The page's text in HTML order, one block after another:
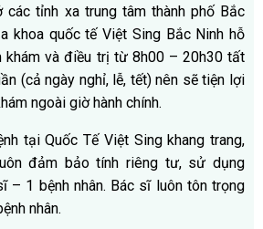
các tỉnh xa trung tâm thành phố Bắc
khoa quốc tế Việt Sing Bắc Ninh hỗ
khám và điều trị từ 8h00 – 20h30 tất
(cả ngày nghỉ, lễ, tết) nên sẽ tiện lợi
ngoài giờ hành chính.
tại Quốc Tế Việt Sing khang trang,
đảm bảo tính riêng tư, sử dụng
– 1 bệnh nhân. Bác sĩ luôn tôn trọng
nhân.